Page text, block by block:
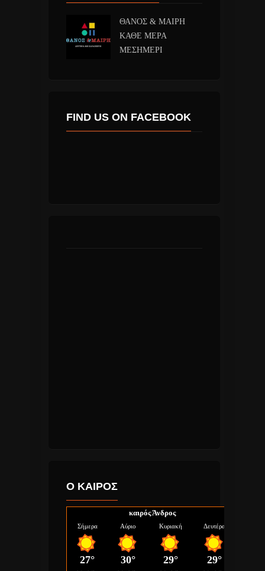
ΘΑΝΟΣ & ΜΑΙΡΗ
ΚΑΘΕ ΜΕΡΑ
ΜΕΣΗΜΕΡΙ
FIND US ON FACEBOOK
Ο ΚΑΙΡΟΣ
καιρός Άνδρος